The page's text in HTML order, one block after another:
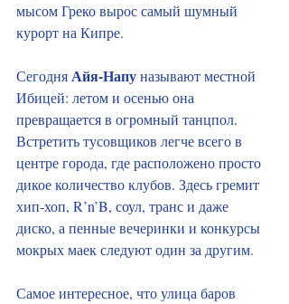
мысом Греко вырос самый шумный
курорт на Кипре.
Сегодня Айя‑Напу называют местной
Ибицей: летом и осенью она
превращается в огромный танцпол.
Встретить тусовщиков легче всего в
центре города, где расположено просто
дикое количество клубов. Здесь гремит
хип‑хоп, R’n’B, соул, транс и даже
диско, а пенные вечеринки и конкурсы
мокрых маек следуют один за другим.
Самое интересное, что улица баров